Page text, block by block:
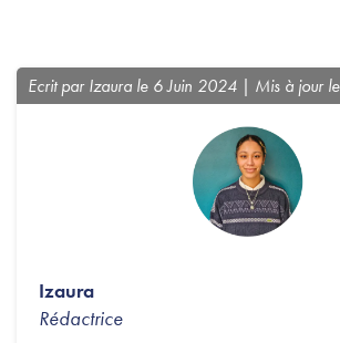
Ecrit par Izaura le 6 Juin 2024 | Mis à jour
Izaura
Rédactrice